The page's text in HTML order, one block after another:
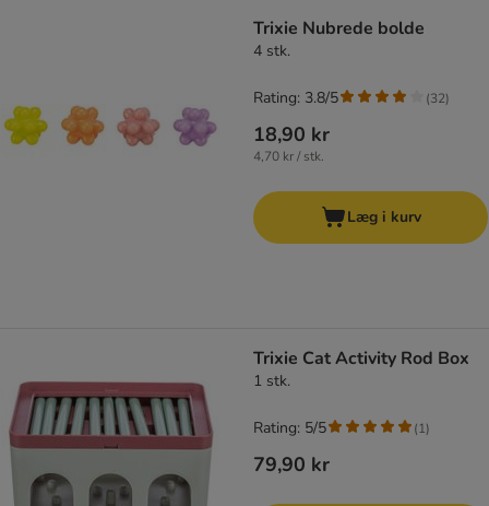
Trixie Nubrede bolde
4 stk.
18,90 kr
4,70 kr / stk.
Rating: 3.8/5 (32)
Læg i kurv
Trixie Cat Activity Rod Box
1 stk.
79,90 kr
Rating: 5/5 (1)